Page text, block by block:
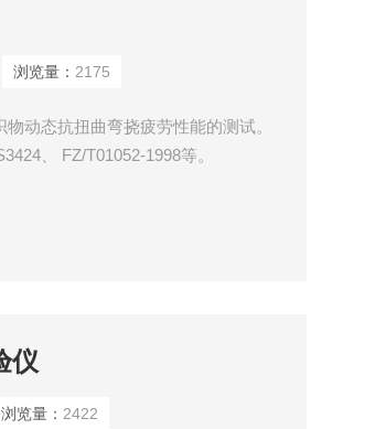
浏览量： 2175
动态抗扭曲弯挠疲劳性能的测试。
、 FZ/T01052-1998等。
仪
浏览量： 2422